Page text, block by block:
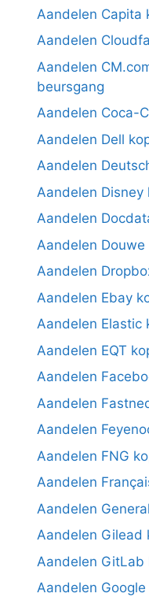
Aandelen Capita
Aandelen
Aandelen
beursgang
Aandelen Coca-
Aandelen Dell
Aandelen
Aandelen Disney
Aandelen
Aandelen
Aandelen
Aandelen Ebay
Aandelen Elastic
Aandelen EQT
Aandelen
Aandelen
Aandelen
Aandelen FNG
Aandelen
Aandelen
Aandelen Gilead
Aandelen GitLab
Aandelen Google